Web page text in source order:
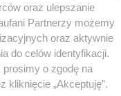
oraz ulepszanie
Partnerzy możemy
oraz aktywnie
do celów identyfikacji.
o zgodę na
kliknięcie „Akceptuję”.